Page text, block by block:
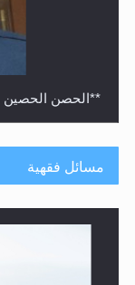
متطلَّبات التّحريك
مسائل فقهية